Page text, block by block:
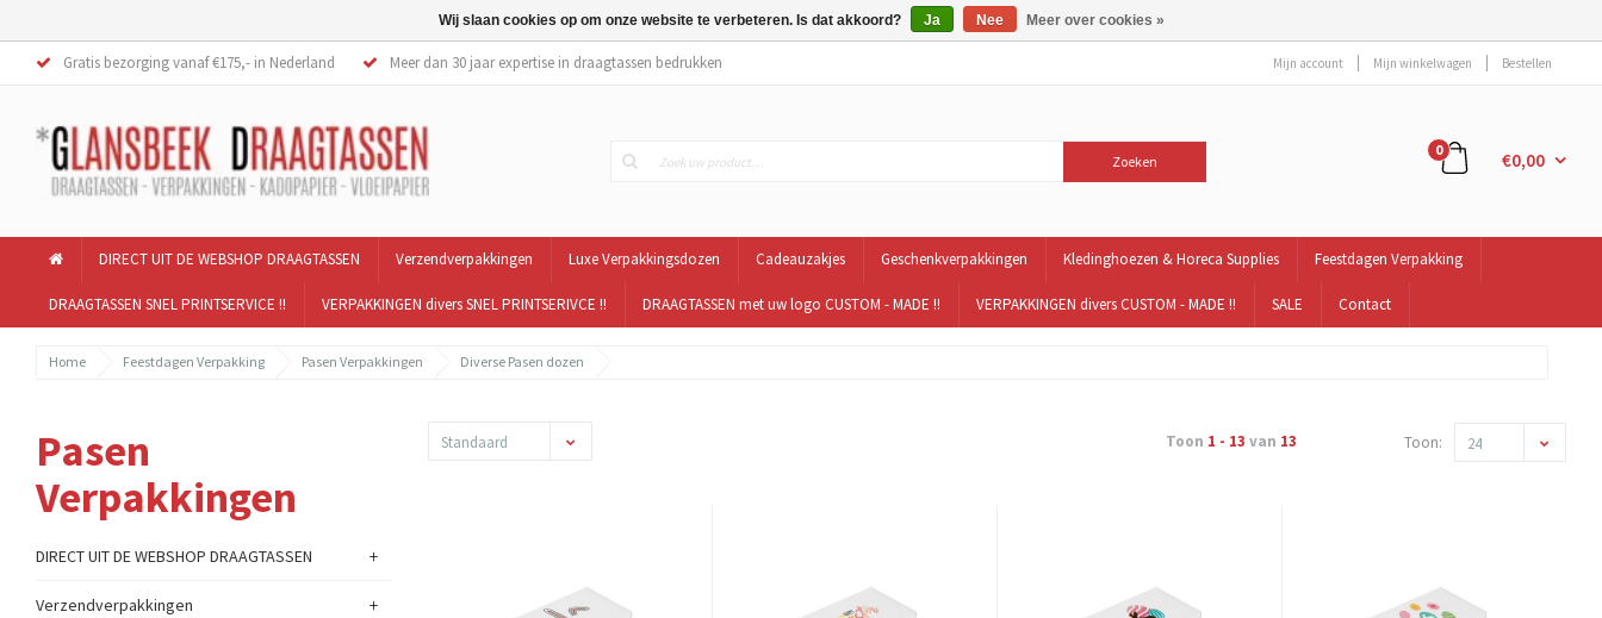
Gratis bezorging vanaf €175,- in Nederland Meer dan 30 jaar expertise in draagtassen bedrukken Mijn account Mijn winkelwagen Bestellen
Zoeken
0 €0,00
DIRECT UIT DE WEBSHOP DRAAGTASSEN Verzendverpakkingen Luxe Verpakkingsdozen Cadeauzakjes Geschenkverpakkingen Kledinghoezen & Horeca Supplies Feestdagen Verpakking
DRAAGTASSEN SNEL PRINTSERVICE !! VERPAKKINGEN divers SNEL PRINTSERIVCE !! DRAAGTASSEN met uw logo CUSTOM - MADE !! VERPAKKINGEN divers CUSTOM - MADE !! SALE Contact
Home Feestdagen Verpakking Pasen Verpakkingen Diverse Pasen dozen
Pasen
Verpakkingen
DIRECT UIT DE WEBSHOP DRAAGTASSEN +
Verzendverpakkingen +
Standaard Toon 1 - 13 van 13 Toon: 24
Wij slaan cookies op om onze website te verbeteren. Is dat akkoord? Ja Nee Meer over cookies »